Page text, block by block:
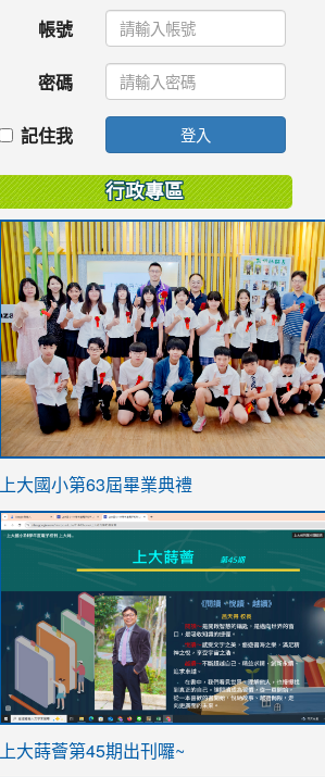
帳號
密碼
記住我 登入
行政專區
link
https://sites.google.com/stes.tyc.edu.tw/
上大國小第63屆畢業典禮
link
ink
link
上大蒔薈第45期出刊囉~